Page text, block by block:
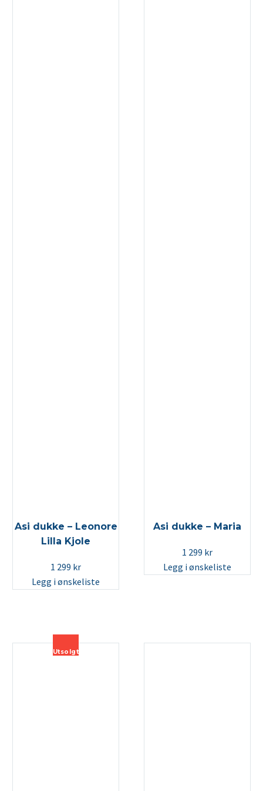
Asi dukke – Leonore
Lilla Kjole
1 299 kr
Legg i ønskeliste
Asi dukke – Maria
1 299 kr
Legg i ønskeliste
Utsolgt